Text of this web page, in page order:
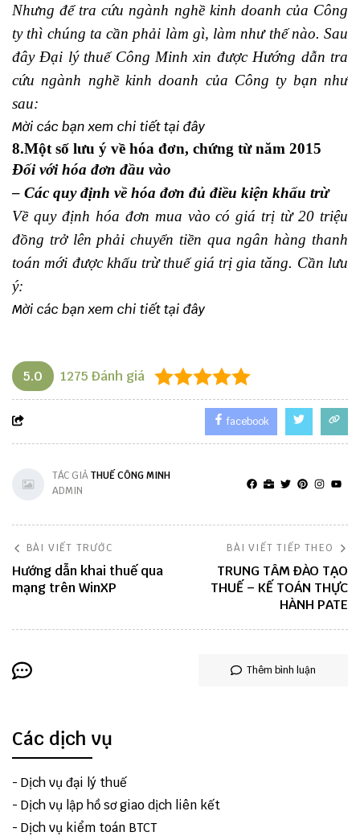
Nhưng để tra cứu ngành nghề kinh doanh của Công
ty thì chúng ta cần phải làm gì, làm như thế nào. Sau
đây Đại lý thuế Công Minh xin được Hướng dẫn tra
cứu ngành nghề kinh doanh của Công ty bạn như
sau:
Mời các bạn xem chi tiếttại đây
8.Một số lưu ý về hóa đơn, chứng từ năm 2015
Đối với hóa đơn đầu vào
– Các quy định về hóa đơn đủ điều kiện khấu trừ
Về quy định hóa đơn mua vào có giá trị từ 20 triệu
đồng trở lên phải chuyển tiền qua ngân hàng thanh
toán mới được khấu trừ thuế giá trị gia tăng. Cần lưu
ý:
Mời các bạn xem chi tiếttại đây
5.0 1275 Đánh giá
facebook
TÁC GIẢTHUẾ CÔNG MINH
ADMIN
BÀI VIẾT TRƯỚC
Hướng dẫn khai thuế qua
mạng trên WinXP
BÀI VIẾT TIẾP THEO
TRUNG TÂM ĐÀO TẠO
THUẾ – KẾ TOÁN THỰC
HÀNH PATE
Thêm bình luận
Các dịch vụ
- Dịch vụ đại lý thuế
- Dịch vụ lập hồ sơ giao dịch liên kết
- Dịch vụ kiểm toán BTCT